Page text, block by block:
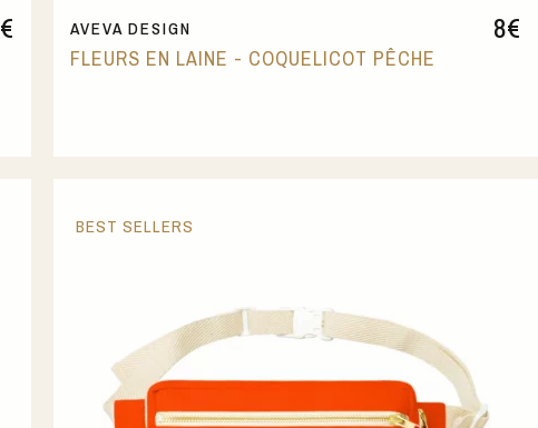
€ 8€
AVEVA DESIGN
FLEURS EN LAINE - COQUELICOT PÊCHE
BEST SELLERS